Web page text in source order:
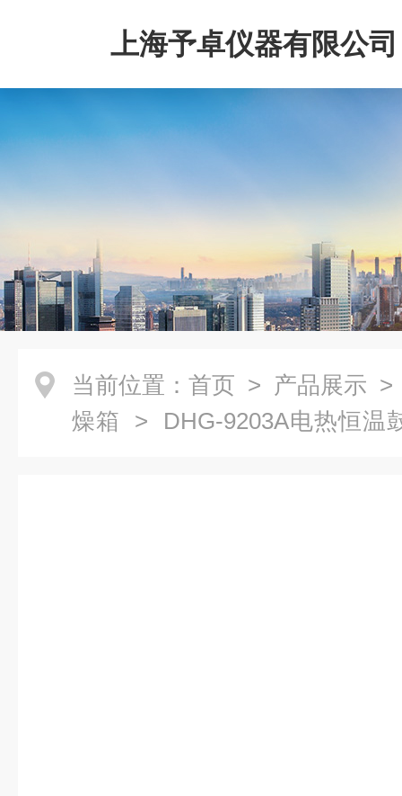
上海予卓仪器有限公司
当前位置： 首页 > 产品展示
燥箱 > DHG-9203A电热恒温